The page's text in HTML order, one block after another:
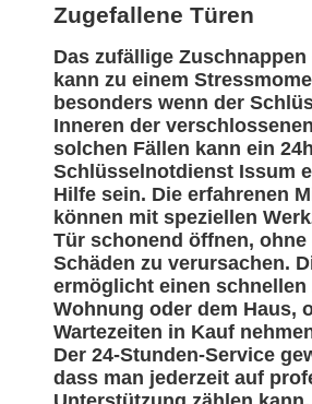
Zugefallene Türen
Das zufällige
kann zu einem
besonders wenn der
Inneren der
solchen Fällen kann ein 24h
Schlüsselnotdienst Issum
Hilfe sein. Die erfahrenen
können mit speziellen
Tür schonend öffnen, ohne
Schäden zu verursachen.
ermöglicht einen schnellen
Wohnung oder dem Haus,
Wartezeiten in Kauf
Der 24-Stunden-Service
dass man jederzeit auf